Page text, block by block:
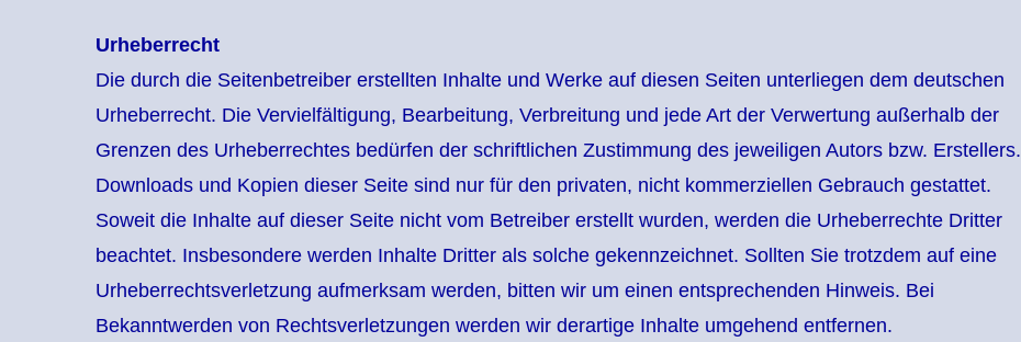
Urheberrecht
Die durch die Seitenbetreiber erstellten Inhalte und Werke auf diesen Seiten unterliegen dem deutschen
Urheberrecht. Die Vervielfältigung, Bearbeitung, Verbreitung und jede Art der Verwertung außerhalb der
Grenzen des Urheberrechtes bedürfen der schriftlichen Zustimmung des jeweiligen Autors bzw. Erstellers.
Downloads und Kopien dieser Seite sind nur für den privaten, nicht kommerziellen Gebrauch gestattet.
Soweit die Inhalte auf dieser Seite nicht vom Betreiber erstellt wurden, werden die Urheberrechte Dritter
beachtet. Insbesondere werden Inhalte Dritter als solche gekennzeichnet. Sollten Sie trotzdem auf eine
Urheberrechtsverletzung aufmerksam werden, bitten wir um einen entsprechenden Hinweis. Bei
Bekanntwerden von Rechtsverletzungen werden wir derartige Inhalte umgehend entfernen.